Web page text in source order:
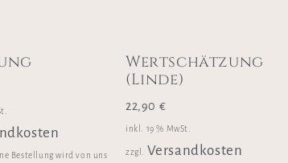
Bestellung wird von uns
Wertschätzung
(Linde)
22,90 €
inkl. 19 % MwSt.
zzgl. Versandkosten